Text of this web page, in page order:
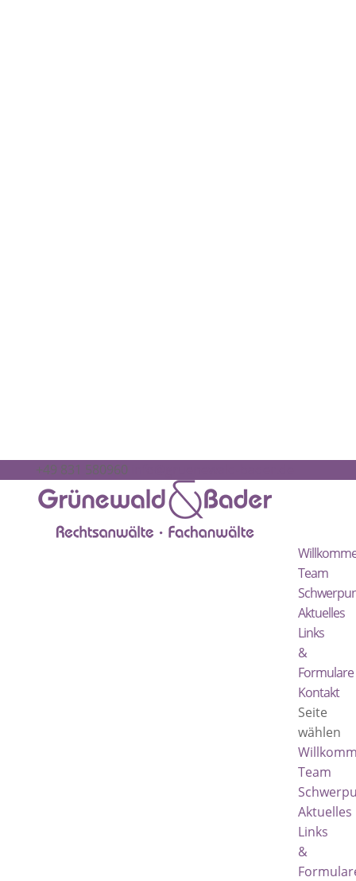
+49 831 580960
Team
Aktuelles
Links
&
Formulare
Kontakt
Seite
wählen
Team
Aktuelles
Links
&